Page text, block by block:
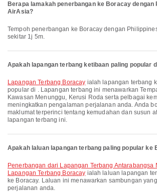
Berapa lamakah penerbangan ke Boracay dengan
AirAsia?
Tempoh penerbangan ke Boracay dengan Philippines AirAsia adalah
sekitar 1j 5m.
Apakah lapangan terbang ketibaan paling popular
Lapangan Terbang Boracay ialah lapangan terbang
popular di . Lapangan terbang ini menawarkan
Kawasan Menunggu, Kerusi Roda serta pelbagai
meningkatkan pengalaman perjalanan anda. Anda
maklumat terperinci tentang kemudahan dan susun
lapangan terbang ini.
Apakah laluan lapangan terbang paling popular ke
penerbangan dari Lapangan Terbang Antarabangsa Ninoy Aquino ke
Lapangan Terbang Boracay ialah laluan lapangan
ke Boracay. Laluan ini menawarkan sambungan
perjalanan anda.